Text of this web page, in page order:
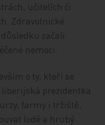
učitelích či
Zdravotnické
začali
nemoci.
o ty, kteří se
prezidentka.
farmy i tržiště,
lodě a hrubý